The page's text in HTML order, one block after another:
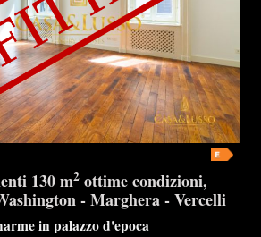
130 m2 ottime condizioni,
- Marghera - Vercelli
in palazzo d'epoca